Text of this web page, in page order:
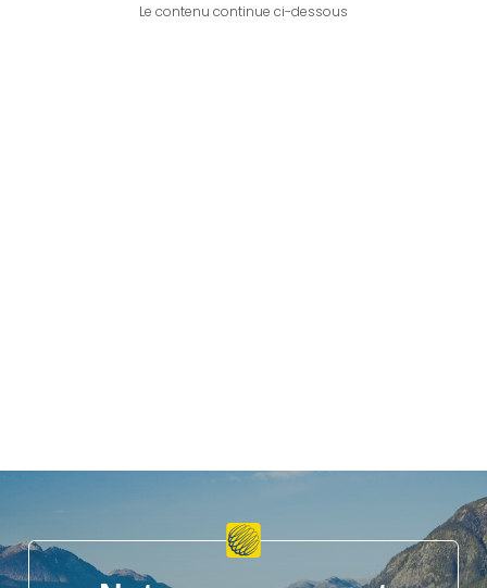
Le contenu continue ci-dessous